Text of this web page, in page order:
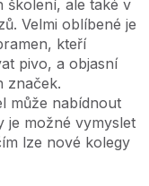
školení, ale také v
Velmi oblíbené je
kteří
pivo, a objasní
značek.
může nabídnout
je možné vymyslet
lze nové kolegy